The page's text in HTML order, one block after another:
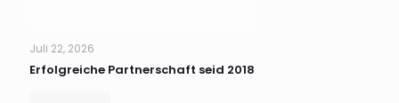
Juli 22, 2026
Erfolgreiche Partnerschaft seid 2018